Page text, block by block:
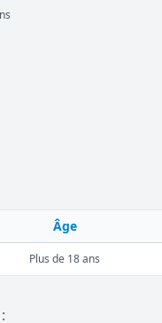
Âge
Plus de 18 ans